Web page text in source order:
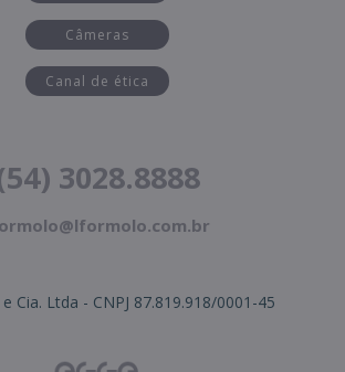
Câmeras
Canal de ética
3028.8888
Cia. Ltda - CNPJ 87.819.918/0001-45